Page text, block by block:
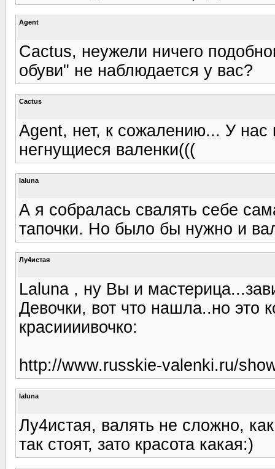
Agent
Cactus, неужели ничего
обуви" не наблюдается у вас?
Cactus
Agent, нет, к сожалению... У
негнущиеся валенки(((
laluna
А я собралась свалять себе
тапочки. Но было бы нужно и
Лу4истая
Laluna , ну Вы и
Девочки, вот что нашла..но это
красиииивочко:
http://www.russkie-valenki.ru/
laluna
Лу4истая, валять не сложно,
так стоят, зато красота какая:)